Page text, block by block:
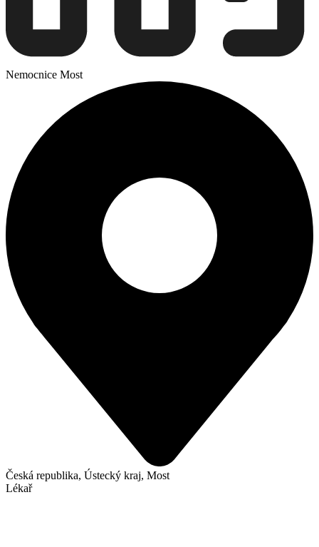
Nemocnice Most
Česká republika, Ústecký kraj, Most
Lékař